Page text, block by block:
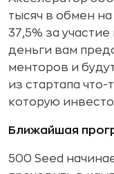
тысяч в обмен
37,5% за
деньги вам
менторов и
из стартапа
которую
Ближайшая
500 Seed